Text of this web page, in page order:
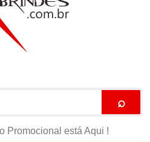
⌕
Promocional está Aqui !